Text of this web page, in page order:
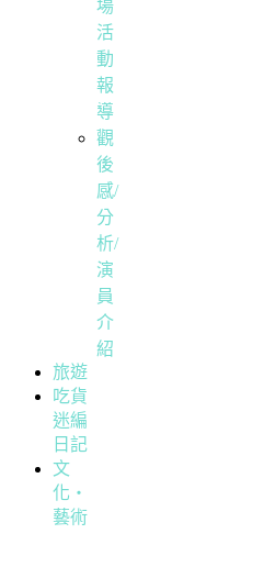
場
活
動
報
導
觀
後
感/
分
析/
演
員
介
紹
旅遊
吃貨
迷編
日記
文
化・
藝術